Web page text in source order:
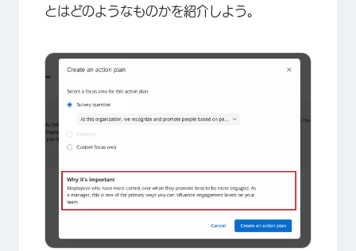
とはどのようなものかを紹介しよう。